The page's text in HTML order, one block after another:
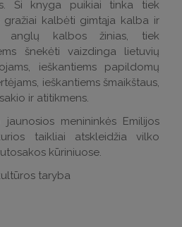
Ši knyga puikiai tinka tiek
gražiai kalbėti gimtąja kalba ir
anglų kalbos žinias, tiek
šnekėti vaizdinga lietuvių
ieškantiems papildomų
ieškantiems šmaikštaus,
ir atitikmens.
menininkės Emilijos
taikliai atskleidžia vilko
kūriniuose.
taryba